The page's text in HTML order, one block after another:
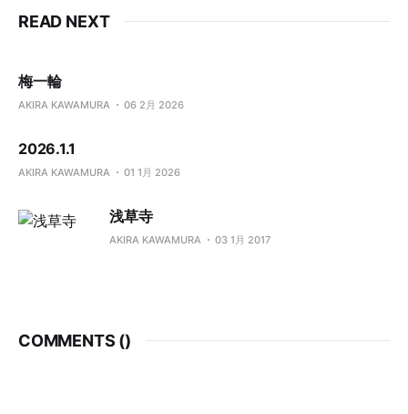
READ NEXT
梅一輪
AKIRA KAWAMURA 06 2月 2026
2026.1.1
AKIRA KAWAMURA 01 1月 2026
浅草寺
AKIRA KAWAMURA 03 1月 2017
COMMENTS ()